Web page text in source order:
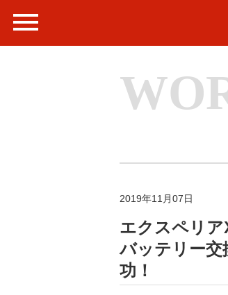
2019年11月07日
エクスペリア
バッテリー交
功！